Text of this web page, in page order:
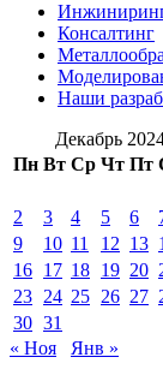
Консалтинг
Наши
Декабрь
Пн Вт Ср Чт Пт
2
3 4 5 6
9
10 11 12 13
16 17 18 19 20
23 24 25 26 27
30 31
« Ноя
Янв »